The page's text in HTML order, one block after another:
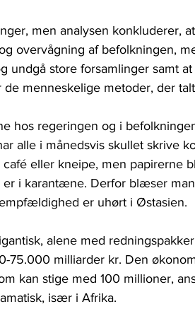
men analysen konkluderer,
overvågning af befolkningen,
undgå store forsamlinger samt
menneskelige metoder, der
hos regeringen og i
alle i månedsvis skullet skrive
eller kneipe, men papirerne
i karantæne. Derfor blæser
er uhørt i Østasien.
alene med
75.000 milliarder kr. Den
kan stige med 100 millioner,
især i Afrika.